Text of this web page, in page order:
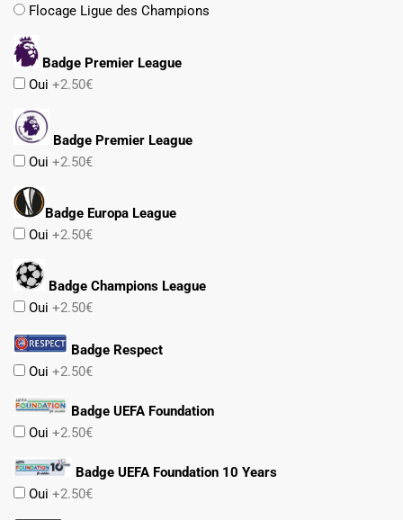
Flocage Ligue des Champions
Badge Premier League
Oui +2.50€
Badge Premier League
Oui +2.50€
Badge Europa League
Oui +2.50€
Badge Champions League
Oui +2.50€
Badge Respect
Oui +2.50€
Badge UEFA Foundation
Oui +2.50€
Badge UEFA Foundation 10 Years
Oui +2.50€